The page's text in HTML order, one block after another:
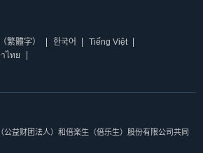
繁體字） 한국어
Tiếng Việt
ไทย
公益财团法人）和倍楽生（倍乐生）股份有限公司共同